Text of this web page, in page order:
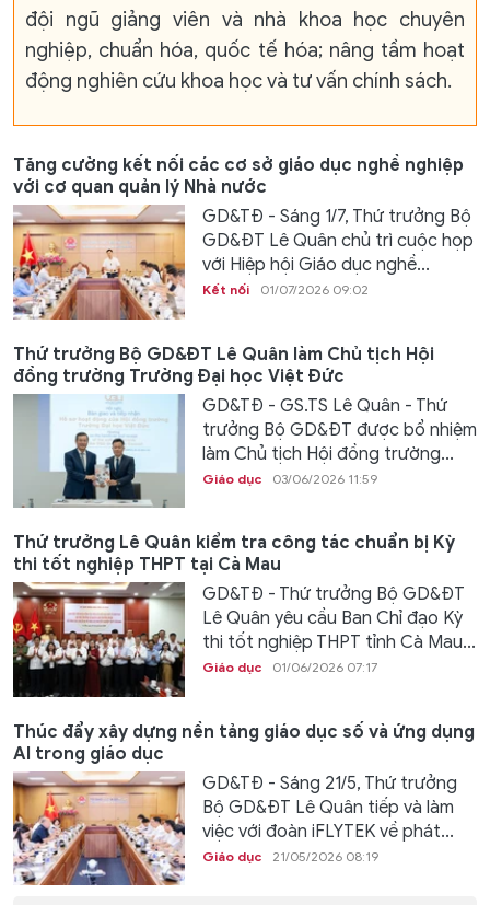
đội ngũ giảng viên và nhà khoa học chuyên
nghiệp, chuẩn hóa, quốc tế hóa; nâng tầm hoạt
động nghiên cứu khoa học và tư vấn chính sách.
Tăng cường kết nối các cơ sở giáo dục nghề nghiệp
với cơ quan quản lý Nhà nước
GD&TĐ - Sáng 1/7, Thứ trưởng Bộ
GD&ĐT Lê Quân chủ trì cuộc họp
với Hiệp hội Giáo dục nghề...
Kết nối 01/07/2026 09:02
Thứ trưởng Bộ GD&ĐT Lê Quân làm Chủ tịch Hội
đồng trường Trường Đại học Việt Đức
GD&TĐ - GS.TS Lê Quân - Thứ
trưởng Bộ GD&ĐT được bổ nhiệm
làm Chủ tịch Hội đồng trường...
Giáo dục 03/06/2026 11:59
Thứ trưởng Lê Quân kiểm tra công tác chuẩn bị Kỳ
thi tốt nghiệp THPT tại Cà Mau
GD&TĐ - Thứ trưởng Bộ GD&ĐT
Lê Quân yêu cầu Ban Chỉ đạo Kỳ
thi tốt nghiệp THPT tỉnh Cà Mau...
Giáo dục 01/06/2026 07:17
Thúc đẩy xây dựng nền tảng giáo dục số và ứng dụng
AI trong giáo dục
GD&TĐ - Sáng 21/5, Thứ trưởng
Bộ GD&ĐT Lê Quân tiếp và làm
việc với đoàn iFLYTEK về phát...
Giáo dục 21/05/2026 08:19